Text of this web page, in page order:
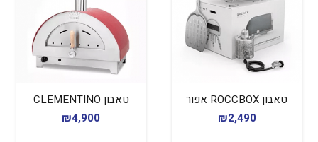
טאבון ROCCBOX אפור
₪2,490
טאבון CLEMENTINO
₪4,900